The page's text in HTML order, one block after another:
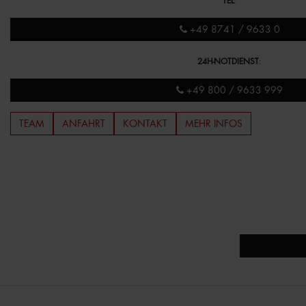
+49 8741 / 9633 0
24H-NOTDIENST:
+49 800 / 9633 999
TEAM ANFAHRT KONTAKT MEHR INFOS